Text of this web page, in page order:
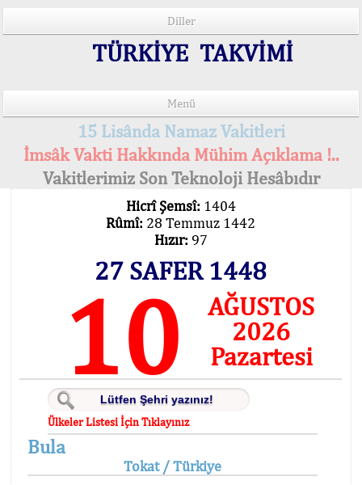
Diller
TÜRKİYE TAKVİMİ
Menü
15 Lisânda Namaz Vakitleri
İmsâk Vakti Hakkında Mühim Açıklama !..
Vakitlerimiz Son Teknoloji Hesâbıdır
Hicrî Şemsî: 1404
Rûmî: 28 Temmuz 1442
Hızır: 97
27 SAFER 1448
10
AĞUSTOS
2026
Pazartesi
Ülkeler Listesi İçin Tıklayınız
Bula
Tokat / Türkiye